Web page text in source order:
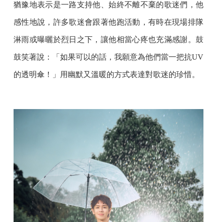
猶豫地表示是一路支持他、始終不離不棄的歌迷們，他
感性地說，許多歌迷會跟著他跑活動，有時在現場排隊
淋雨或曝曬於烈日之下，讓他相當心疼也充滿感謝。鼓
鼓笑著說：「如果可以的話，我願意為他們當一把抗UV
的透明傘！」用幽默又溫暖的方式表達對歌迷的珍惜。